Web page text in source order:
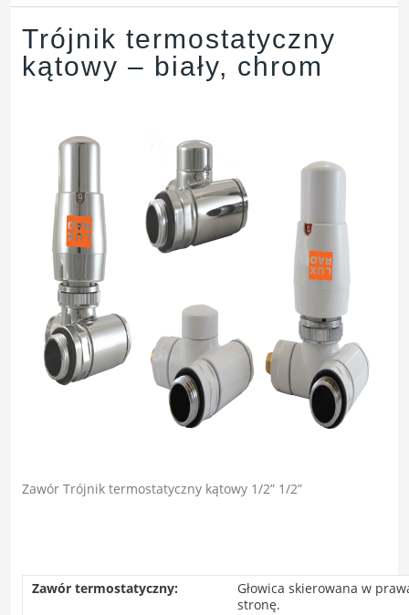
Trójnik termostatyczny
kątowy – biały, chrom
Zawór Trójnik termostatyczny kątowy 1/2” 1/2”
Zawór termostatyczny:
Głowica skierowana w
stronę.